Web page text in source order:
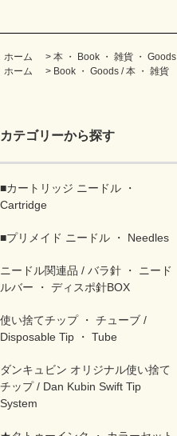
ホーム > 本 ・ Book ・ 雑貨 ・ Goods
ホーム
> Book ・ Goods / 本 ・ 雑貨
カテゴリーから探す
■カートリッジ ニードル ・
Cartridge
■プリメイド ニードル ・ Needles
ニードル関連品 / バラ針 ・ ニード
ルバー ・ ディスポ針BOX
使い捨てチップ ・ チューブ /
Disposable Tip ・ Tube
ダンキュビン オリジナル使い捨て
チップ / Dan Kubin Swift Tip
System